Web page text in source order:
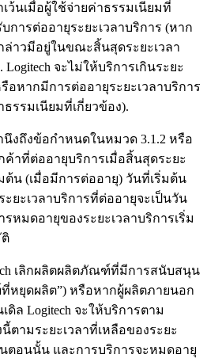
เว้นเมื่อผู้ใช้จ่ายค่าธรรมเนียมที่
การต่ออายุระยะเวลาบริการ (หาก
ล่าวมีอยู่ในขณะสิ้นสุดระยะเวลา
Logitech จะไม่ให้บริการเกินระยะ
รือหากมีการต่ออายุระยะเวลาบริการ
รรมเนียมที่เกี่ยวข้อง).
นึงถึงข้อกำหนดในหมวด 3.1.2 หรือ
ค้าที่ต่ออายุบริการเมื่อสิ้นสุดระยะ
ต้น (เมื่อมีการต่ออายุ) วันที่เริ่มต้น
ยะเวลาบริการที่ต่ออายุจะเป็นวัน
หมดอายุของระยะเวลาบริการเริ่ม
เลิกผลิตผลิตภัณฑ์ที่มีการสนับสนุน
หยุดผลิต”) หรือหากผู้ผลิตภายนอก
ล Logitech จะให้บริการตาม
ตามระยะเวลาที่เหลือของระยะ
ตอนนั้น และการบริการจะหมดอายุ